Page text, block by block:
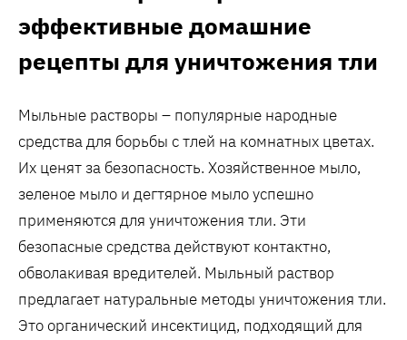
эффективные домашние
рецепты для уничтожения тли
Мыльные растворы – популярные народные
средства для борьбы с тлей на комнатных цветах.
Их ценят за безопасность. Хозяйственное мыло‚
зеленое мыло и дегтярное мыло успешно
применяются для уничтожения тли. Эти
безопасные средства действуют контактно‚
обволакивая вредителей. Мыльный раствор
предлагает натуральные методы уничтожения тли.
Это органический инсектицид‚ подходящий для